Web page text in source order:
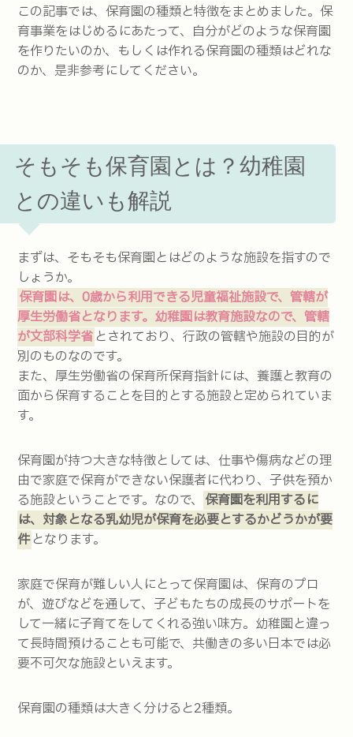
この記事では、保育園の種類と特徴をまとめました。保
育事業をはじめるにあたって、自分がどのような保育園
を作りたいのか、もしくは作れる保育園の種類はどれな
のか、是非参考にしてください。
そもそも保育園とは？幼稚園
との違いも解説
まずは、そもそも保育園とはどのような施設を指すので
しょうか。
保育園は、0歳から利用できる児童福祉施設で、管轄が
厚生労働省となります。幼稚園は教育施設なので、管轄
が文部科学省 とされており、行政の管轄や施設の目的が
別のものなのです。
また、厚生労働省の保育所保育指針には、養護と教育の
面から保育することを目的とする施設と定められていま
す。
保育園が持つ大きな特徴としては、仕事や傷病などの理
由で家庭で保育ができない保護者に代わり、子供を預か
る施設ということです。なので、 保育園を利用するに
は、対象となる乳幼児が保育を必要とするかどうかが要
件 となります。
家庭で保育が難しい人にとって保育園は、保育のプロ
が、遊びなどを通して、子どもたちの成長のサポートを
して一緒に子育てをしてくれる強い味方。幼稚園と違っ
て長時間預けることも可能で、共働きの多い日本では必
要不可欠な施設といえます。
保育園の種類は大きく分けると2種類。